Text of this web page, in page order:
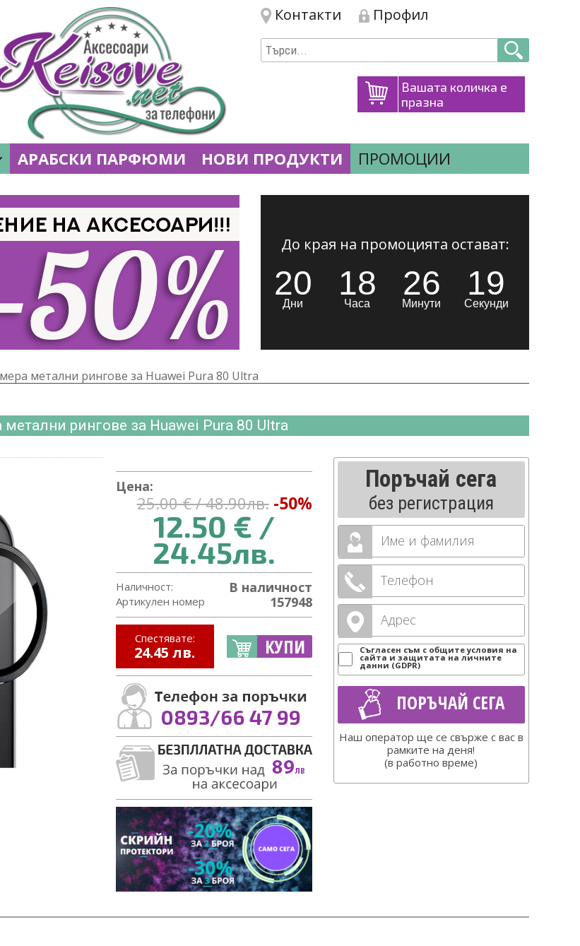
Контакти Профил
Вашата количка е
празна
АРАБСКИ ПАРФЮМИ НОВИ ПРОДУКТИ ПРОМОЦИИ
До края на промоцията остават:
20
Дни
18
Часа
26
Минути
18
Секунди
метални рингове за Huawei Pura 80 Ultra
рингове за Huawei Pura 80 Ultra
Цена:
25.00 € / 48.90лв.-50%
12.50 € /
24.45лв.
Наличност: В наличност
Артикулен номер 157948
Спестявате:
24.45 лв. КУПИ
Поръчай сега
без регистрация
Име и Фамилия
Телефон
Съгласен съм с общите условия на
сайта и защитата на личните
данни (GDPR)
ПОРЪЧАЙ СЕГА
Наш оператор ще се свърже с вас в
рамките на деня!
(в работно време)